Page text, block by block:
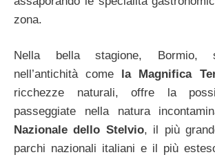
zona.
Nella bella stagione, Bormio,
nell’antichità come la Magnifica
ricchezze naturali, offre la
passeggiate nella natura
Nazionale dello Stelvio, il più
parchi nazionali italiani e il più